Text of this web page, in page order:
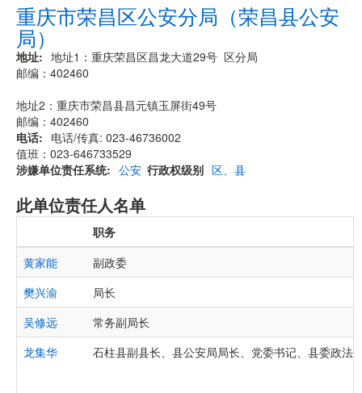
重庆市荣昌区公安分局（荣昌县公安
局）
地址
​地址1：重庆荣昌区昌龙大道29号 区分局
邮编：402460
地址2：重庆市荣昌县昌元镇玉屏街49号
邮编：402460
电话
电话/传真: 023-46736002
值班：023-646733529
涉嫌单位责任系统
公安 行政权级别 区、县
此单位责任人名单
职务
黄家能
副政委
樊兴渝
局长
吴修远
常务副局长
龙集华
石柱县副县长、县公安局局长、党委书记、县委政